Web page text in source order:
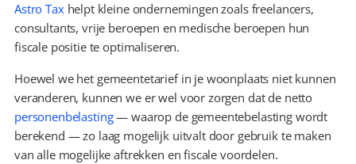
Astro Tax helpt kleine ondernemingen zoals freelancers,
consultants, vrije beroepen en medische beroepen hun
fiscale positie te optimaliseren.
Hoewel we het gemeentetarief in je woonplaats niet kunnen
personenbelasting — waarop de gemeentebelasting wordt
berekend — zo laag mogelijk uitvalt door gebruik te maken
van alle mogelijke aftrekken en fiscale voordelen.